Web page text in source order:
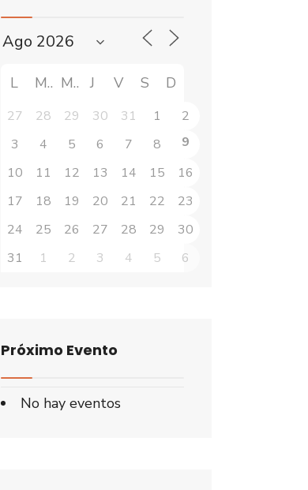
L M M J V S D
27 28 29 30 31 1
2
3
4 5 6 7 8
9
10
11 12 13 14 15
16
17
18 19 20 21 22
23
24
25 26 27 28 29
30
31
1 2 3 4 5 6
Próximo Evento
No hay eventos